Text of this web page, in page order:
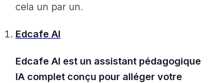
cela un par un.
Edcafe AI
Edcafe AI est un assistant pédagogique
IA complet conçu pour alléger votre